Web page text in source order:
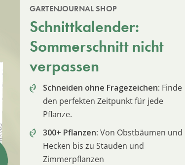
GARTENJOURNAL SHOP
Schnittkalender:
Sommerschnitt nicht
verpassen
Schneiden ohne Fragezeichen: Finde
den perfekten Zeitpunkt für jede
Pflanze.
300+ Pflanzen: Von Obstbäumen und
Hecken bis zu Stauden und
Zimmerpflanzen